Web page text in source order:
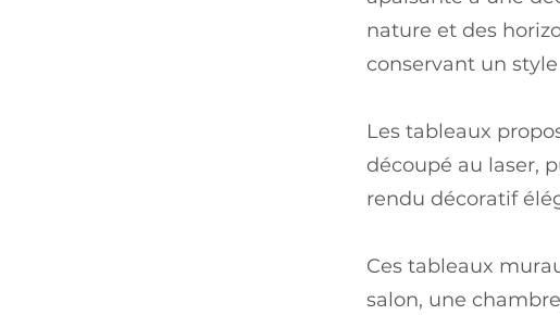
nature et des
conservant un
Les tableaux
découpé au laser,
rendu décoratif
Ces tableaux
salon, une